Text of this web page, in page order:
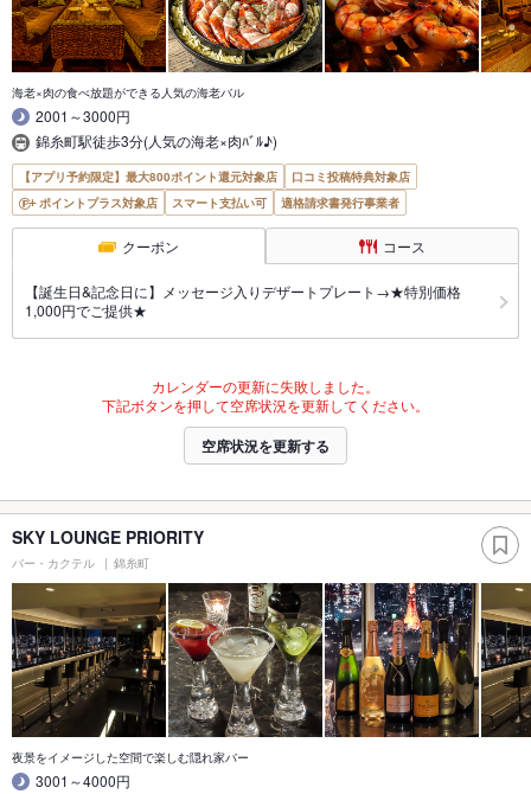
海老×肉の食べ放題ができる人気の海老バル
2001～3000円
錦糸町駅徒歩3分(人気の海老×肉ﾊﾞﾙ♪)
【アプリ予約限定】最大800ポイント還元対象店
口コミ投稿特典対象店
ポイントプラス対象店
スマート支払い可 適格請求書発行事業者
クーポン コース
【誕生日&記念日に】メッセージ入りデザートプレート→★特別価格
1,000円でご提供★
カレンダーの更新に失敗しました。
下記ボタンを押して空席状況を更新してください。
空席状況を更新する
SKY LOUNGE PRIORITY
バー・カクテル 錦糸町
夜景をイメージした空間で楽しむ隠れ家バー
3001～4000円